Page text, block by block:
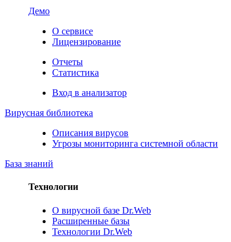
Демо
О сервисе
Лицензирование
Отчеты
Статистика
Вход в анализатор
Вирусная библиотека
Описания вирусов
Угрозы мониторинга системной области
База знаний
Технологии
О вирусной базе Dr.Web
Расширенные базы
Технологии Dr.Web